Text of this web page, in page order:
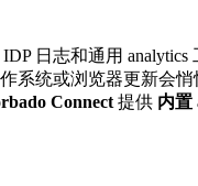
日志和通用
系统或浏览器更新会
Connect 提供 内置